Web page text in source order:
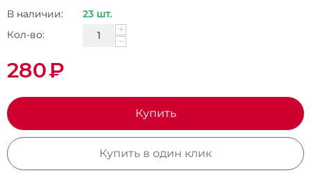
В наличии:
23 шт.
Кол-во:
+
−
280₽
Купить
Купить в один клик